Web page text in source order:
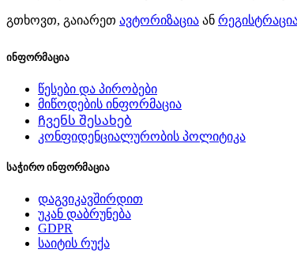
გთხოვთ, გაიარეთ ავტორიზაცია ან
ინფორმაცია
წესები და პირობები
მიწოდების ინფორმაცია
Ჩვენს შესახებ
კონფიდენციალურობის პოლიტიკა
საჭირო ინფორმაცია
დაგვიკავშირდით
უკან დაბრუნება
GDPR
საიტის რუქა